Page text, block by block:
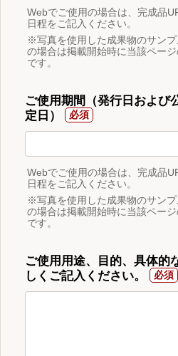
Webでご使用の場合は、完成品
日程をご記入ください。
※写真を使用した成果物のサン
の場合は掲載開始時に当該ペー
です。
ご使用期間（発行日および
定日）
Webでご使用の場合は、完成品
日程をご記入ください。
※写真を使用した成果物のサン
の場合は掲載開始時に当該ペー
です。
ご使用用途、目的、具体的
しくご記入ください。